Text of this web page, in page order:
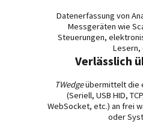
Datenerfassung von
Messgeräten wie
Steuerungen,
Lesern,
Verlässlich
TWedgeübermittelt die
(Seriell, USB HID,
WebSocket, etc.) an frei
oder